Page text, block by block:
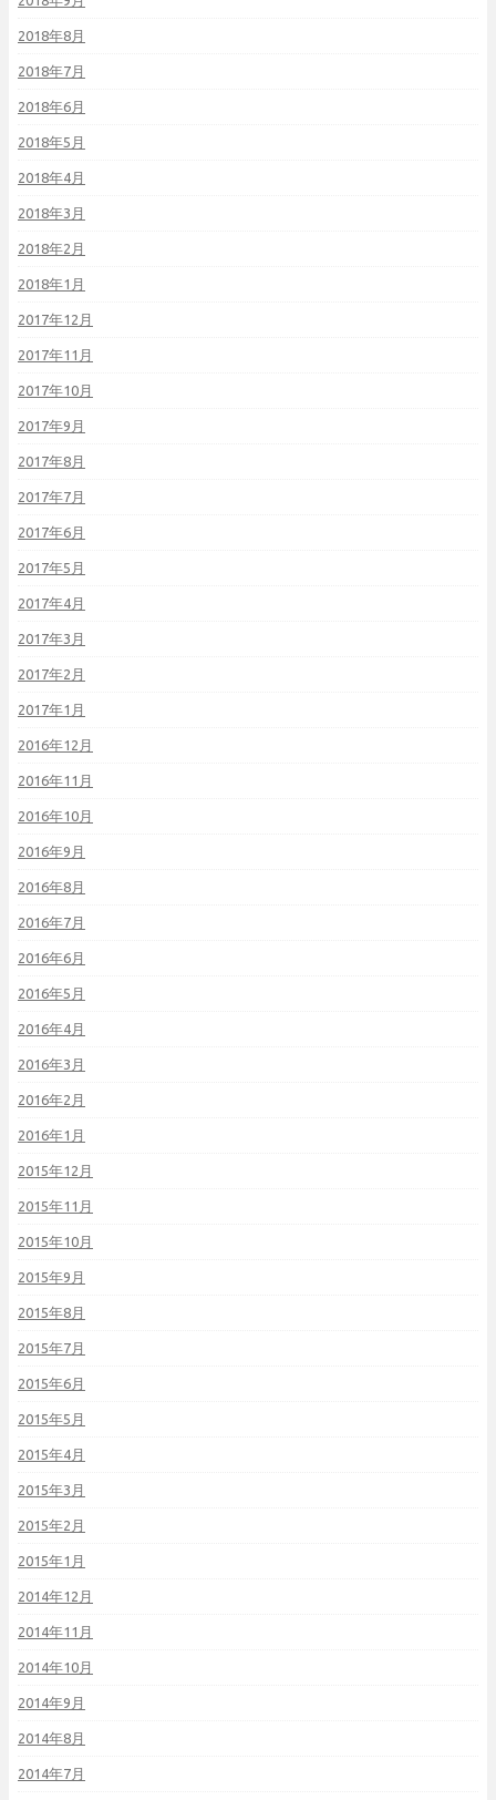
2018年8月
2018年7月
2018年6月
2018年5月
2018年4月
2018年3月
2018年2月
2018年1月
2017年12月
2017年11月
2017年10月
2017年9月
2017年8月
2017年7月
2017年6月
2017年5月
2017年4月
2017年3月
2017年2月
2017年1月
2016年12月
2016年11月
2016年10月
2016年9月
2016年8月
2016年7月
2016年6月
2016年5月
2016年4月
2016年3月
2016年2月
2016年1月
2015年12月
2015年11月
2015年10月
2015年9月
2015年8月
2015年7月
2015年6月
2015年5月
2015年4月
2015年3月
2015年2月
2015年1月
2014年12月
2014年11月
2014年10月
2014年9月
2014年8月
2014年7月